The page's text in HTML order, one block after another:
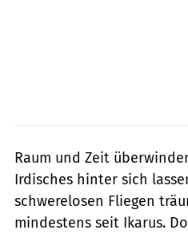
Raum und Zeit
Irdisches hinter sich
schwerelosen Fliegen
mindestens seit Ikarus.